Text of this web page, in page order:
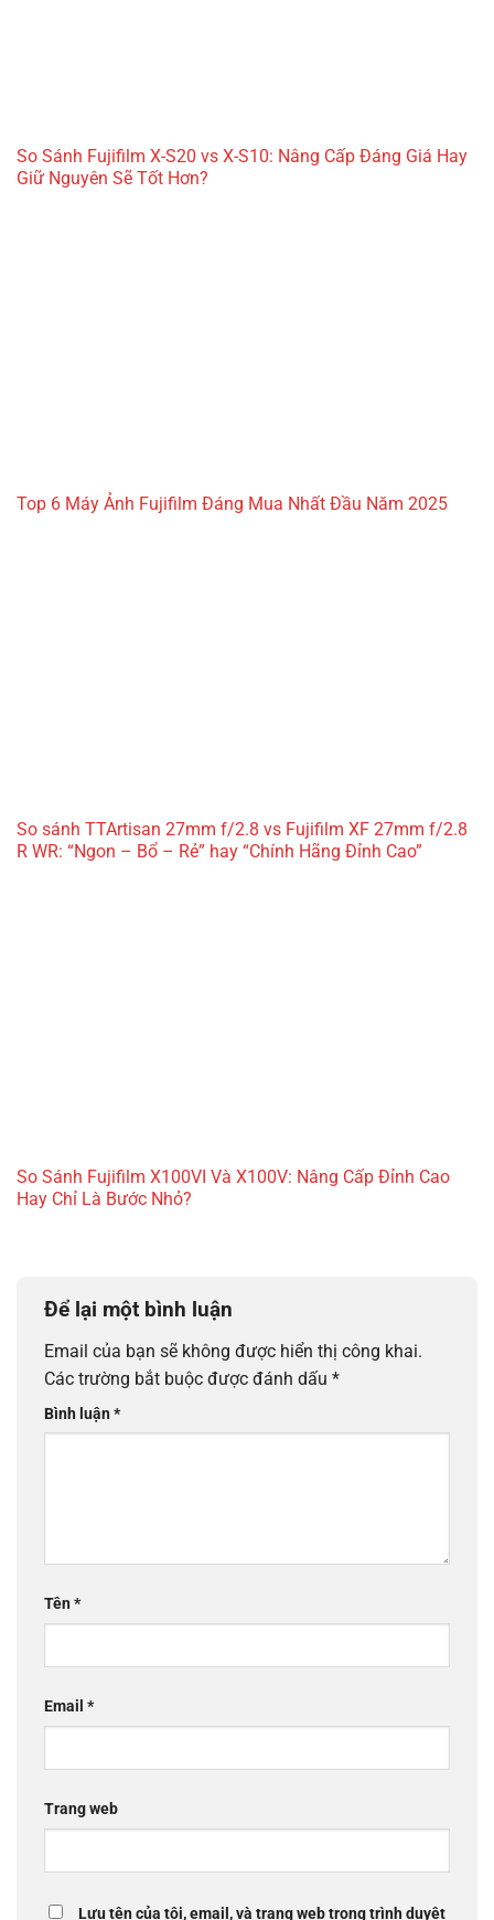
So Sánh Fujifilm X-S20 vs X-S10: Nâng Cấp Đáng Giá Hay
Giữ Nguyên Sẽ Tốt Hơn?
Top 6 Máy Ảnh Fujifilm Đáng Mua Nhất Đầu Năm 2025
So sánh TTArtisan 27mm f/2.8 vs Fujifilm XF 27mm f/2.8
R WR: “Ngon – Bổ – Rẻ” hay “Chính Hãng Đỉnh Cao”
So Sánh Fujifilm X100VI Và X100V: Nâng Cấp Đỉnh Cao
Hay Chỉ Là Bước Nhỏ?
Để lại một bình luận
Email của bạn sẽ không được hiển thị công khai.
Các trường bắt buộc được đánh dấu *
Bình luận*
Tên*
Email *
Trang web
Lưu tên của tôi, email, và trang web trong trình duyệt